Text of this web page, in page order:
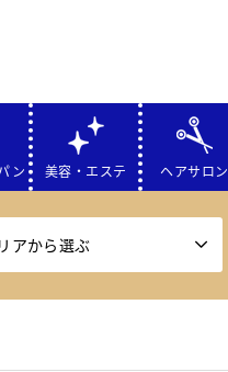
ン 美容・エステ ヘアサロン
アから選ぶ